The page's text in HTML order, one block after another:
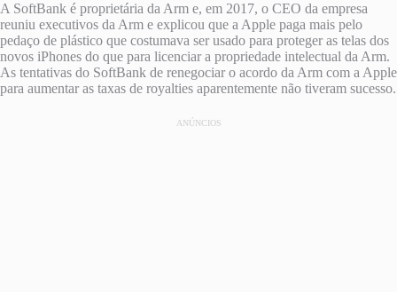
A SoftBank é proprietária da Arm e, em 2017, o CEO da empresa
reuniu executivos da Arm e explicou que a Apple paga mais pelo
pedaço de plástico que costumava ser usado para proteger as telas dos
novos iPhones do que para licenciar a propriedade intelectual da Arm.
As tentativas do SoftBank de renegociar o acordo da Arm com a Apple
para aumentar as taxas de royalties aparentemente não tiveram sucesso.
ANÚNCIOS